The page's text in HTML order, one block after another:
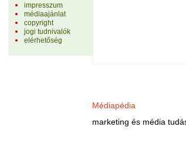
impresszum
médiaajánlat
copyright
jogi tudnivalók
elérhetőség
Médiapédia
marketing és média